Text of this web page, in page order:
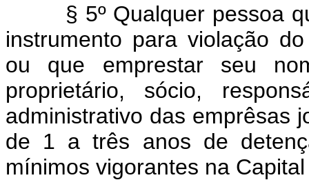
§ 5º Qualquer pessoa
instrumento para violação
ou que emprestar seu
proprietário, sócio,
administrativo das emprêsas
de 1 a três anos de
mínimos vigorantes na